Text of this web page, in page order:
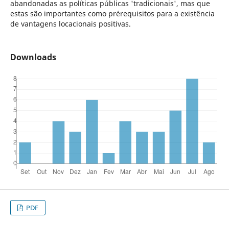
abandonadas as políticas públicas 'tradicionais', mas que
estas são importantes como prérequisitos para a existência
de vantagens locacionais positivas.
Downloads
PDF